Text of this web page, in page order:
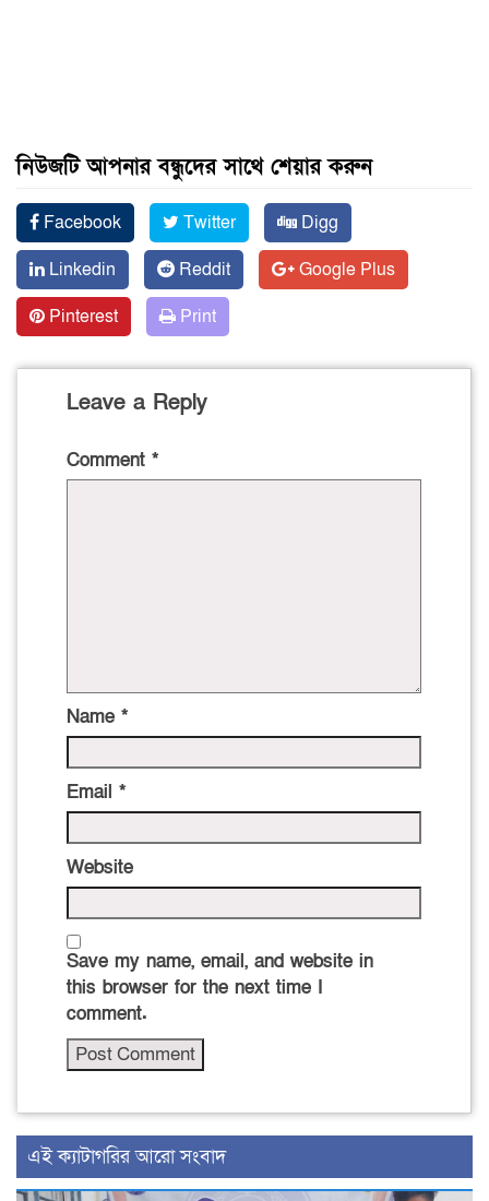
নিউজটি আপনার বন্ধুদের সাথে শেয়ার করুন
Facebook Twitter
Digg
Linkedin
Reddit
Google Plus
Pinterest
Print
Leave a Reply
Comment *
Name *
Email *
Website
Save my name, email, and website in
this browser for the next time I
comment.
‍এই ক্যাটাগরির ‍আরো সংবাদ